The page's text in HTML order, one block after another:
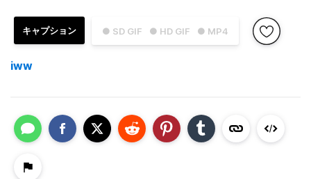
● SD GIF ● HD GIF ● MP4
キャプション
iww